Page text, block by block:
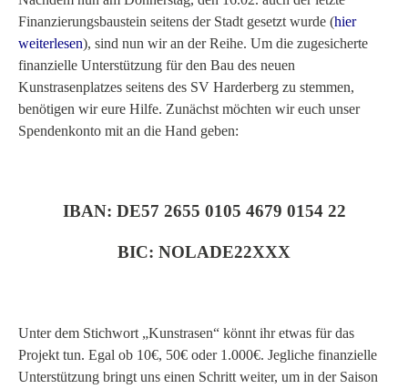
Finanzierungsbaustein seitens der Stadt gesetzt wurde (hier
weiterlesen), sind nun wir an der Reihe. Um die zugesicherte
finanzielle Unterstützung für den Bau des neuen
Kunstrasenplatzes seitens des SV Harderberg zu stemmen,
benötigen wir eure Hilfe. Zunächst möchten wir euch unser
Spendenkonto mit an die Hand geben:
IBAN: DE57 2655 0105 4679 0154 22
BIC: NOLADE22XXX
Unter dem Stichwort „Kunstrasen“ könnt ihr etwas für das
Projekt tun. Egal ob 10€, 50€ oder 1.000€. Jegliche finanzielle
Unterstützung bringt uns einen Schritt weiter, um in der Saison